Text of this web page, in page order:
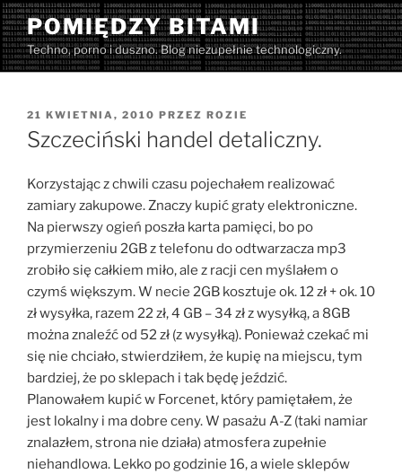
Przejdź
do
treści
POMIĘDZY BITAMI
Techno, porno i duszno. Blog niezupełnie technologiczny.
OPUBLIKOWANE
W
21 KWIETNIA, 2010 PRZEZ ROZIE
Szczeciński handel detaliczny.
Korzystając z chwili czasu pojechałem realizować
zamiary zakupowe. Znaczy kupić graty elektroniczne.
Na pierwszy ogień poszła karta pamięci, bo po
przymierzeniu 2GB z telefonu do odtwarzacza mp3
zrobiło się całkiem miło, ale z racji cen myślałem o
czymś większym. W necie 2GB kosztuje ok. 12 zł + ok. 10
zł wysyłka, razem 22 zł, 4 GB – 34 zł z wysyłką, a 8GB
można znaleźć od 52 zł (z wysyłką). Ponieważ czekać mi
się nie chciało, stwierdziłem, że kupię na miejscu, tym
bardziej, że po sklepach i tak będę jeździć.
Planowałem kupić w Forcenet, który pamiętałem, że
jest lokalny i ma dobre ceny. W pasażu A-Z (taki namiar
znalazłem, strona nie działa) atmosfera zupełnie
niehandlowa. Lekko po godzinie 16, a wiele sklepów